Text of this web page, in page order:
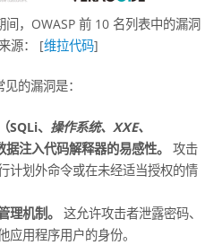
，OWASP 前 10 名列表中的漏洞
源： [维拉代码]
的漏洞是：
SQLi、 操作系统、XXE、
注入代码解释器的易感性。
攻击
计划外命令或在未经适当授权的情
理机制。
这允许攻击者泄露密码、
用程序用户的身份。